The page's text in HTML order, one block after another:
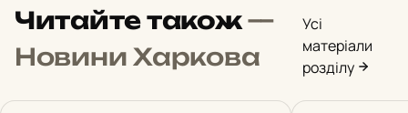
Читайте також—
Новини Харкова
Усі
матеріали
розділу